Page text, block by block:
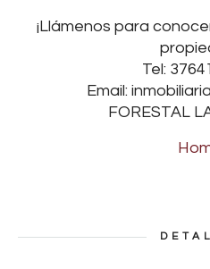
¡Llámenos para
Tel:
Email:
FORESTAL